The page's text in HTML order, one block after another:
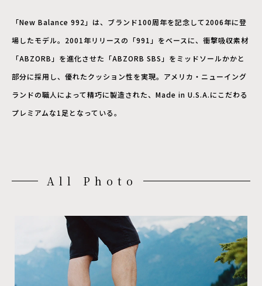
「New Balance 992」は、ブランド100周年を記念して2006年に登
場したモデル。2001年リリースの「991」をベースに、衝撃吸収素材
「ABZORB」を進化させた「ABZORB SBS」をミッドソールかかと
部分に採用し、優れたクッション性を実現。アメリカ・ニューイング
ランドの職人によって精巧に製造された、Made in U.S.A.にこだわる
プレミアムな1足となっている。
All Photo